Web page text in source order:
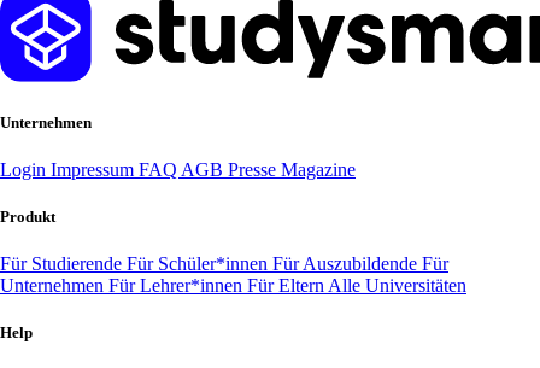
Unternehmen
Login Impressum FAQ AGB Presse Magazine
Produkt
Für Studierende Für Schüler*innen Für Auszubildende Für
Unternehmen Für Lehrer*innen Für Eltern Alle Universitäten
Help